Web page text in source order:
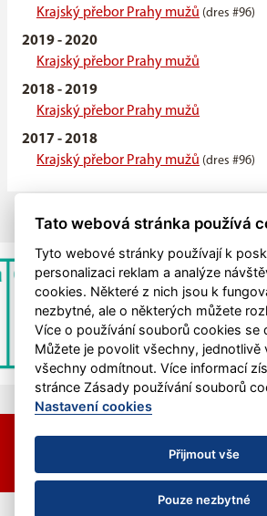
Krajský přebor Prahy mužů (dres #96)
2019 - 2020
Krajský přebor Prahy mužů
2018 - 2019
Krajský přebor Prahy mužů
2017 - 2018
Krajský přebor Prahy mužů (dres #96)
© 2026 HC Hvězda Praha &eSports.cz
Tato webová stránka používá
Tyto webové stránky používají k
personalizaci reklam a analýze
cookies. Některé z nich jsou k
nezbytné, ale o některých můžete
Více o používání souborů cookies se
Můžete je povolit všechny, jednotlivě
všechny odmítnout. Více informací
stránce Zásady používání souborů
Nastavení cookies
Přijmout vše
Pouze nezbytné